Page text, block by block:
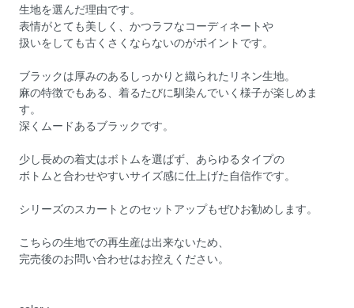
生地を選んだ理由です。
表情がとても美しく、かつラフなコーディネートや
扱いをしても古くさくならないのがポイントです。
ブラックは厚みのあるしっかりと織られたリネン生地。
麻の特徴でもある、着るたびに馴染んでいく様子が楽しめま
す。
深くムードあるブラックです。
少し長めの着丈はボトムを選ばず、あらゆるタイプの
ボトムと合わせやすいサイズ感に仕上げた自信作です。
シリーズのスカートとのセットアップもぜひお勧めします。
こちらの生地での再生産は出来ないため、
完売後のお問い合わせはお控えください。